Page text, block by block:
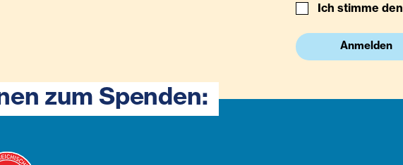
Ich stimme den
Anmelden
zum Spenden: